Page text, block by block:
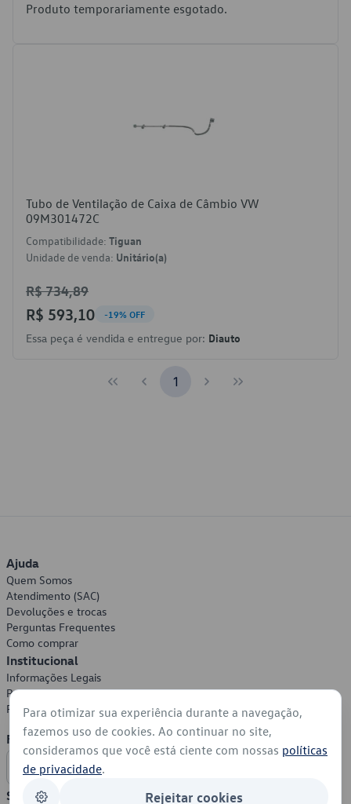
Produto temporariamente esgotado.
Tubo de Ventilação de Caixa de Câmbio VW
09M301472C
Compatibilidade: Tiguan
Unidade de venda: Unitário(a)
R$ 734,89
R$ 593,10 -19% OFF
Essa peça é vendida e entregue por: Diauto
1
Ajuda
Quem Somos
Atendimento (SAC)
Devoluções e trocas
Perguntas Frequentes
Como comprar
Institucional
Informações Legais
Política de Privacidade
Política de Cookies
Formas de Pagamento
Segurança
Para otimizar sua experiência durante a navegação,
fazemos uso de cookies. Ao continuar no site,
consideramos que você está ciente com nossas políticas
de privacidade.
Rejeitar cookies